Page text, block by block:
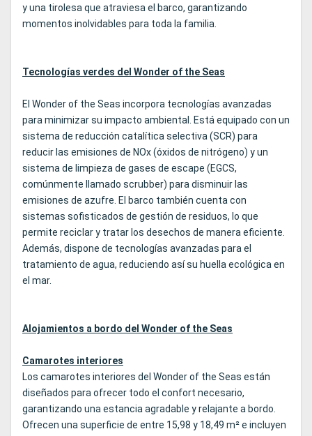
y una tirolesa que atraviesa el barco, garantizando
momentos inolvidables para toda la familia.
Tecnologías verdes del Wonder of the Seas
El Wonder of the Seas incorpora tecnologías avanzadas
para minimizar su impacto ambiental. Está equipado con un
sistema de reducción catalítica selectiva (SCR) para
reducir las emisiones de NOx (óxidos de nitrógeno) y un
sistema de limpieza de gases de escape (EGCS,
comúnmente llamado scrubber) para disminuir las
emisiones de azufre. El barco también cuenta con
sistemas sofisticados de gestión de residuos, lo que
permite reciclar y tratar los desechos de manera eficiente.
Además, dispone de tecnologías avanzadas para el
tratamiento de agua, reduciendo así su huella ecológica en
el mar.
Alojamientos a bordo del Wonder of the Seas
Camarotes interiores
Los camarotes interiores del Wonder of the Seas están
diseñados para ofrecer todo el confort necesario,
garantizando una estancia agradable y relajante a bordo.
Ofrecen una superficie de entre 15,98 y 18,49 m² e incluyen